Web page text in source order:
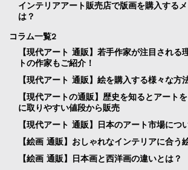
インテリアアート販売店で版画を購入する
は？
コラム一覧2
【現代アート 通販】若手作家が注目される
トの作家もご紹介！
【現代アート 通販】絵を購入する様々な方
【現代アートの通販】歴史を知るとアート
に取りやすい値段から販売
【現代アート 通販】日本のアート市場につ
【絵画 通販】おしゃれなインテリアに合う
【絵画 通販】日本画と西洋画の違いとは？